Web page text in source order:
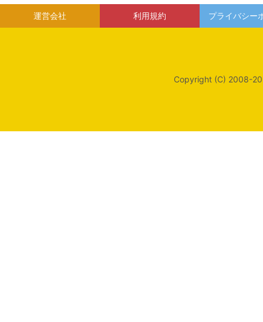
運営会社 利用規約 プライバシー
Copyright (C) 2008-